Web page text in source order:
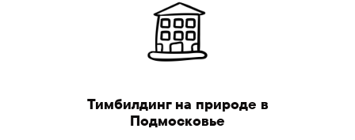
Тимбилдинг на природе в
Подмосковье
Зимний тимбилдинг